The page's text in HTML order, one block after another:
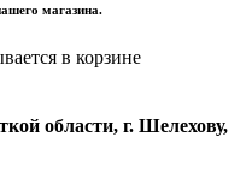
магазина.
в корзине
области, г. Шелехову,